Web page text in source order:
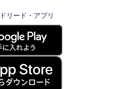
リード・アプリ